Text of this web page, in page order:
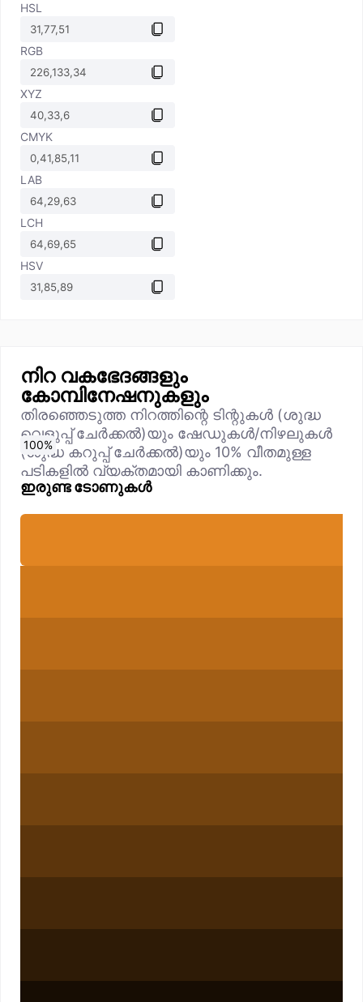
HSL
RGB
XYZ
CMYK
LAB
LCH
HSV
നിറ വകഭേദങ്ങളും
കോമ്പിനേഷനുകളും
തിരഞ്ഞെടുത്ത നിറത്തിന്റെ ടിന്റുകൾ (ശുദ്ധ
വെളുപ്പ് ചേർക്കൽ)യും ഷേഡുകൾ/നിഴലുകൾ
(ശുദ്ധ കറുപ്പ് ചേർക്കൽ)യും 10% വീതമുള്ള
പടികളിൽ വ്യക്തമായി കാണിക്കും.
ഇരുണ്ട ടോണുകൾ
0%
10%
20%
30%
40%
50%
60%
70%
80%
90%
100%